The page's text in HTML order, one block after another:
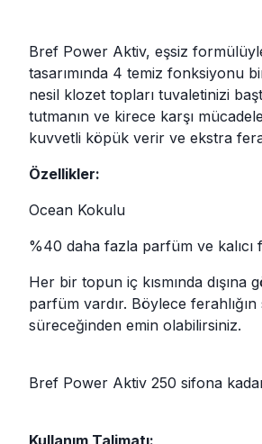
Bref Power Aktiv, eşsiz
tasarımında 4 temiz fonksiyonu
nesil klozet topları tuvaletinizi
tutmanın ve kirece karşı
kuvvetli köpük verir ve ekstra
Özellikler:
Ocean Kokulu
%40 daha fazla parfüm ve kalıcı
Her bir topun iç kısmında
parfüm vardır. Böylece
süreceğinden emin
Bref Power Aktiv 250 sifona kadar
Kullanım Talimatı: